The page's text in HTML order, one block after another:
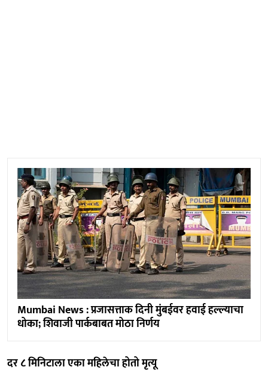
Mumbai News : प्रजासत्ताक दिनी मुंबईवर हवाई हल्ल्याचा
धोका; शिवाजी पार्कबाबत मोठा निर्णय
दर ८ मिनिटाला एका महिलेचा होतो मृत्यू